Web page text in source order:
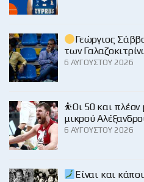
Γεώργιος
των
6 ΑΥΓΟΎΣΤΟΥ 2026
⛹️Οι 50 και πλέον
μικρού
6 ΑΥΓΟΎΣΤΟΥ 2026
Είναι και